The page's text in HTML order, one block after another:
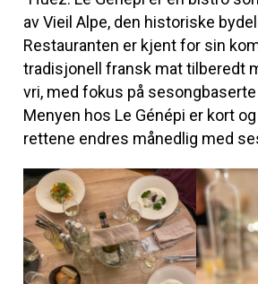
av Vieil Alpe, den historiske
Restauranten er kjent for sin
tradisjonell fransk mat tilberedt
vri, med fokus på sesongbaserte
Menyen hos Le Génépi er kort
rettene endres månedlig med